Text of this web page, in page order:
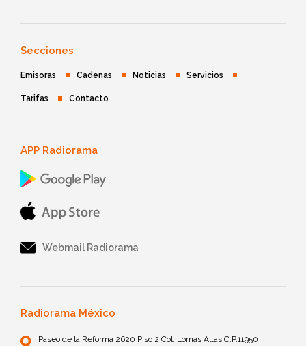
Secciones
Emisoras Cadenas Noticias Servicios
Tarifas Contacto
APP Radiorama
Webmail Radiorama
Radiorama México
Paseo de la Reforma 2620 Piso 2 Col. Lomas Altas C.P.11950